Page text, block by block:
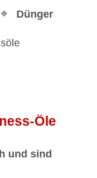
Dünger
Öle
und sind